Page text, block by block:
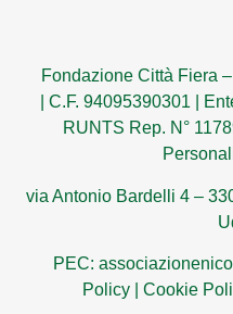
Fondazione Città Fiera
C.F. 94095390301
RUNTS Rep. N°
via Antonio Bardelli 4 –
PEC:
Policy| Cookie